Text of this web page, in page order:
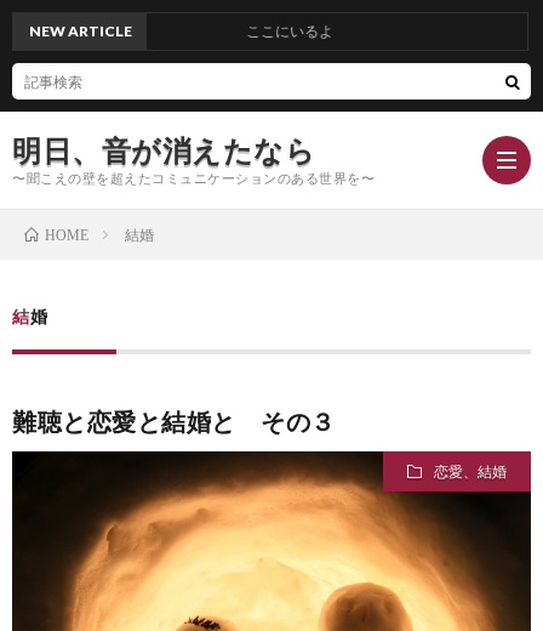
明日、音が消えたなら
〜聞こえの壁を超えたコミュニケーションのある世界を〜
NEW ARTICLE ここにいるよ
HOME 結婚
結婚
難聴と恋愛と結婚と その３
恋愛、結婚